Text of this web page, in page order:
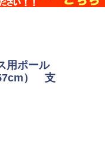
用ポール
） 支